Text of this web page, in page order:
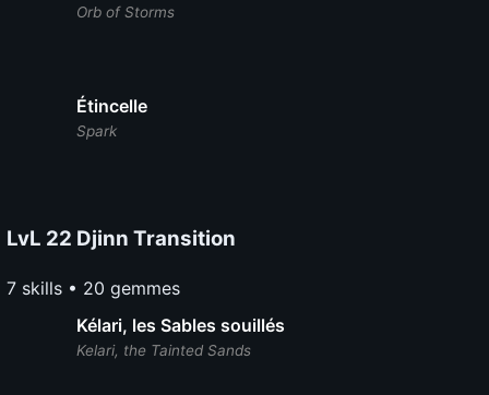
Orb of Storms
Étincelle
Spark
LvL 22 Djinn Transition
7 skills • 20 gemmes
Kélari, les Sables souillés
Kelari, the Tainted Sands